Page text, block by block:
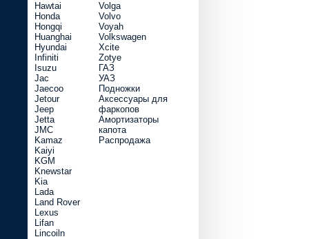
Hawtai
Honda
Hongqi
Huanghai
Hyundai
Infiniti
Isuzu
Jac
Jaecoo
Jetour
Jeep
Jetta
JMC
Kamaz
Kaiyi
KGM
Knewstar
Kia
Lada
Land Rover
Lexus
Lifan
Lincoiln
Volga
Volvo
Voyah
Volkswagen
Xcite
Zotye
ГАЗ
УАЗ
Подножки
Аксессуары для
фаркопов
Амортизаторы
капота
Распродажа